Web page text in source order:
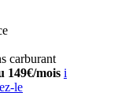
carburant
149€/mois i
le